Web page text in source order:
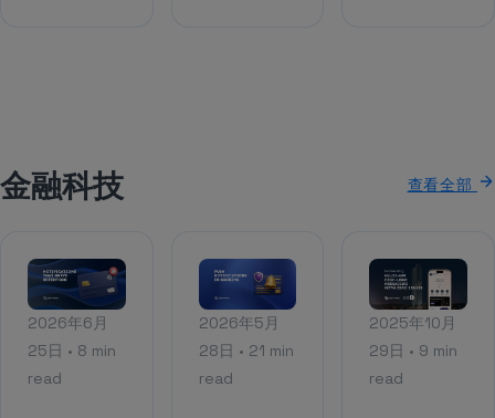
金融科技 查看全部
2026年6月
25日 • 8 min
read
2026年5月
28日 • 21 min
read
2025年10月
29日 • 9 min
read